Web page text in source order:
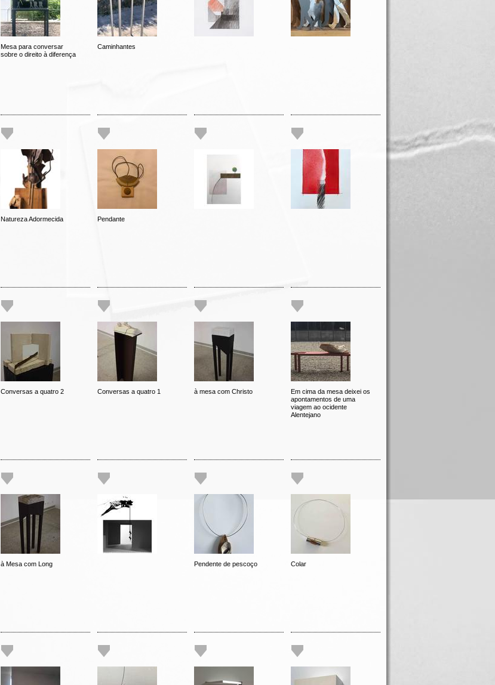
Mesa para conversar
sobre o direito à diferença
Caminhantes
Natureza Adormecida Pendante
Conversas a quatro 2 Conversas a quatro 1 à mesa com Christo
Em cima da mesa deixei os
apontamentos de uma
viagem ao ocidente
Alentejano
à Mesa com Long Pendente de pescoço Colar